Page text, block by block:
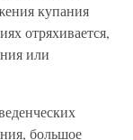
купания
отряхивается,
или
большое